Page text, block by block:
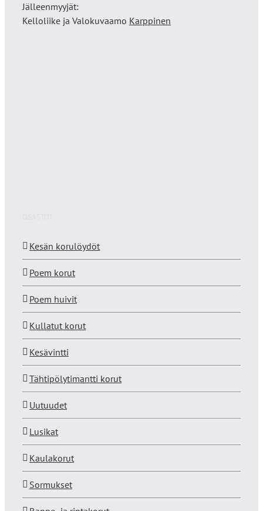
Jälleenmyyjät:
Kelloliike ja Valokuvaamo Karppinen
Kesän korulöydöt
Poem korut
Poem huivit
Kullatut korut
Kesävintti
Tähtipölytimantti korut
Uutuudet
Lusikat
Kaulakorut
Sormukset